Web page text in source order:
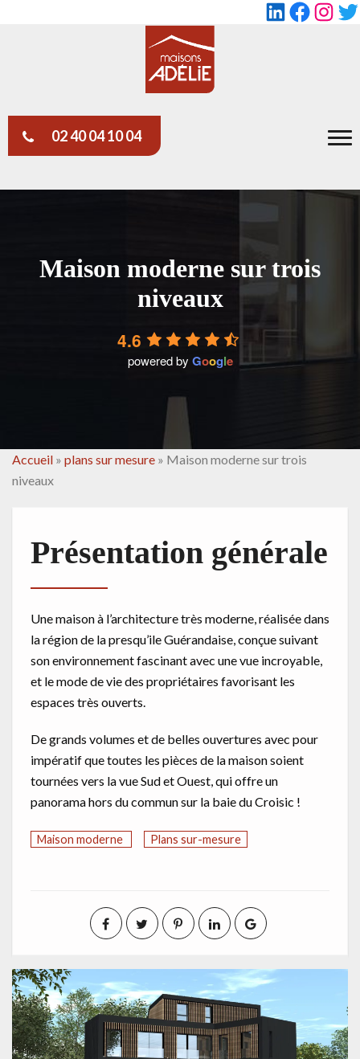
LinkedIn
02 40 04 10 04
Maison moderne sur trois
niveaux
4.6
powered by Google
Accueil » plans sur mesure » Maison moderne sur trois
niveaux
Présentation générale
Une maison à l’architecture très moderne, réalisée dans
la région de la presqu’ile Guérandaise, conçue suivant
son environnement fascinant avec une vue incroyable,
et le mode de vie des propriétaires favorisant les
espaces très ouverts.
De grands volumes et de belles ouvertures avec pour
impératif que toutes les pièces de la maison soient
tournées vers la vue Sud et Ouest, qui offre un
panorama hors du commun sur la baie du Croisic !
Maison moderne Plans sur-mesure